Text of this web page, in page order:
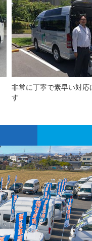
非常に丁寧で素早い対応
す